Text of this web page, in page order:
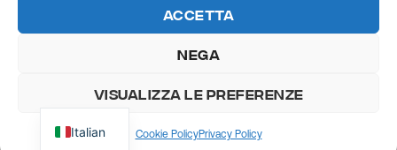
Accetta
Nega
Visualizza le preferenze
Cookie PolicyPrivacy Policy
Copyright © 2026 C&F SRL | Viale Finlandia 8, Z.I. – 73100 Lecce (IT) – VAT
03619660750 | Credits: Fotografie Gianni Mazzotta – Design Marco Spinelli
Italian